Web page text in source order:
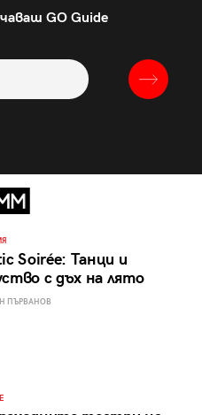
GO Guide
Soirée: Танци и
с дъх на лято
ПЪРВАНОВ